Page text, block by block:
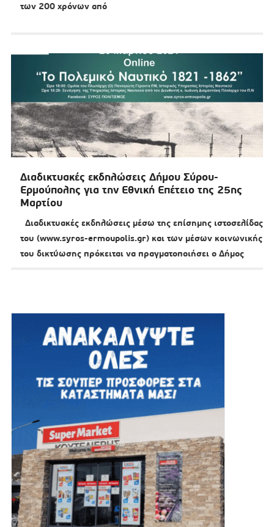
των 200 χρόνων από
Διαδικτυακές εκδηλώσεις Δήμου Σύρου-
Ερμούπολης για την Εθνική Επέτειο της 25ης
Μαρτίου
Διαδικτυακές εκδηλώσεις μέσω της επίσημης ιστοσελίδας
του (www.syros-ermoupolis.gr) και των μέσων κοινωνικής
του δικτύωσης πρόκειται να πραγματοποιήσει ο Δήμος